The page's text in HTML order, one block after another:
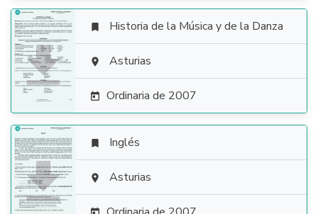

 Historia de la Música y de la Danza
 Asturias
 Ordinaria de 2007

 Inglés
 Asturias